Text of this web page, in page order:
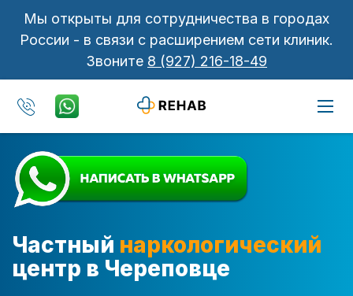
Мы открыты для сотрудничества в городах
России - в связи с расширением сети клиник.
Звоните 8 (927) 216-18-49
Частный наркологический
центр в Череповце